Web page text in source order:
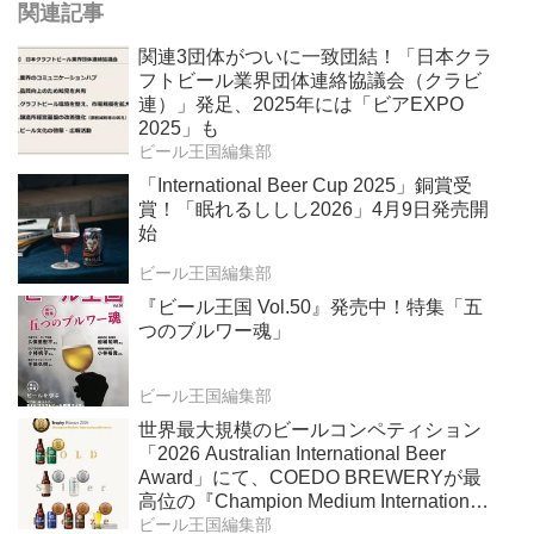
関連記事
関連3団体がついに一致団結！「日本クラ
フトビール業界団体連絡協議会（クラビ
連）」発足、2025年には「ビアEXPO
2025」も
ビール王国編集部
「International Beer Cup 2025」銅賞受
賞！「眠れるししし2026」4月9日発売開
始
ビール王国編集部
『ビール王国 Vol.50』発売中！特集「五
つのブルワー魂」
ビール王国編集部
世界最大規模のビールコンペティション
「2026 Australian International Beer
Award」にて、COEDO BREWERYが最
高位の『Champion Medium International
Brewery』を受賞！
ビール王国編集部